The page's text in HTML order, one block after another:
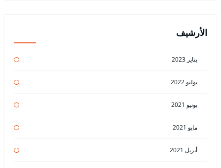
الأرشيف
يناير 2023
يوليو 2022
يونيو 2021
مايو 2021
أبريل 2021